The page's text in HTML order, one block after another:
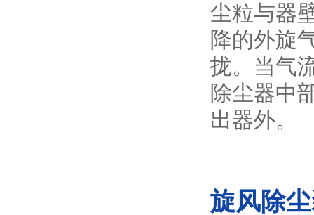
尘粒与器
降的外旋
拢。当气
除尘器中
出器外。
旋风除